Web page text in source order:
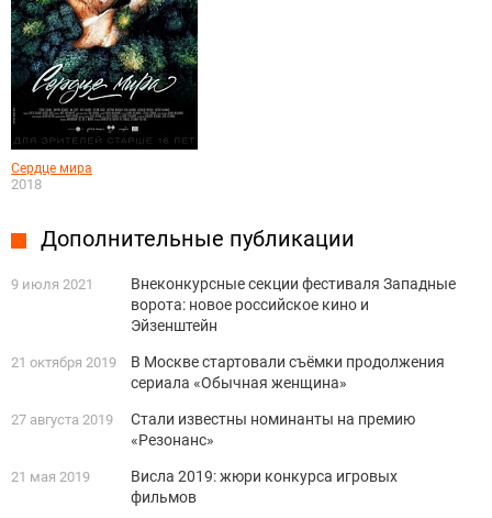
Сердце мира
2018
Дополнительные публикации
9 июля 2021
Внеконкурсные секции фестиваля Западные
ворота: новое российское кино и
Эйзенштейн
21 октября 2019
В Москве стартовали съёмки продолжения
сериала «Обычная женщина»
27 августа 2019
Стали известны номинанты на премию
«Резонанс»
21 мая 2019
Висла 2019: жюри конкурса игровых
фильмов